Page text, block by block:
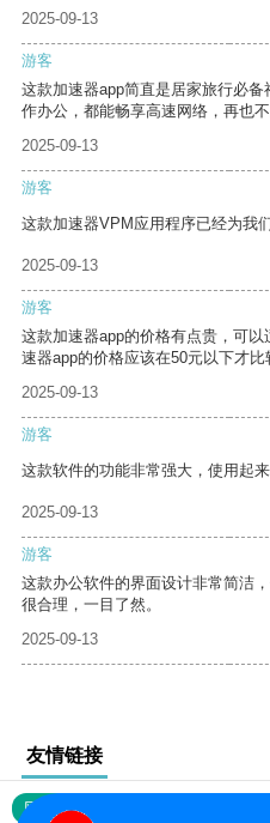
2025-09-13
游客
这款加速器app简直是居家旅行必
作办公，都能畅享高速网络，再也
2025-09-13
游客
这款加速器VPM应用程序已经为我
2025-09-13
游客
这款加速器app的价格有点贵，可
速器app的价格应该在50元以下才比
2025-09-13
游客
这款软件的功能非常强大，使用起来
2025-09-13
游客
这款办公软件的界面设计非常简洁
很合理，一目了然。
2025-09-13
友情链接
网站地图